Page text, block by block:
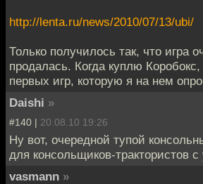
http://lenta.ru/news/2010/07/13/ubi/
Только получилось так, что игра
продалась. Когда куплю
первых игр, которую я на нем
Daishi »
#140 | 20.08.10 19:26
Ну вот, очередной тупой
для консольщиков-трактористов
vasmann »